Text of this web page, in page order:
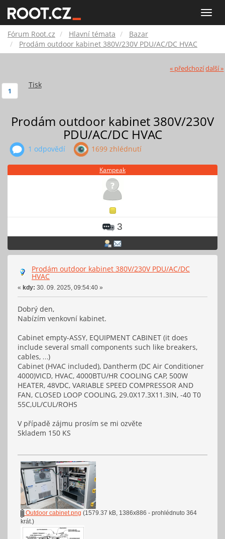
Toggle
Root.cz
Fórum Root.cz Hlavní témata
Bazar
Prodám outdoor kabinet 380V/230V PDU/AC/DC HVAC
« předchozídalší »
Tisk
1
Prodám outdoor kabinet 380V/230V
PDU/AC/DC HVAC
1 odpovědí 1699 zhlédnutí
Kampeak
3
Prodám outdoor kabinet 380V/230V PDU/AC/DC
HVAC
« kdy: 30. 09. 2025, 09:54:40 »
Dobrý den,
Nabízím venkovní kabinet.
Cabinet empty-ASSY, EQUIPMENT CABINET (it does
include several small components such like breakers,
cables, …)
Cabinet (HVAC included), Dantherm (DC Air Conditioner
4000)VICD, HVAC, 4000BTU/HR COOLING CAP, 500W
HEATER, 48VDC, VARIABLE SPEED COMPRESSOR AND
FAN, CLOSED LOOP COOLING, 29.0X17.3X11.3IN, -40 T0
55C,UL/CUL/ROHS
V případě zájmu prosím se mi ozvěte
Skladem 150 KS
Outdoor cabinet.png (1579.37 kB, 1386x886 - prohlédnuto 364
krát.)